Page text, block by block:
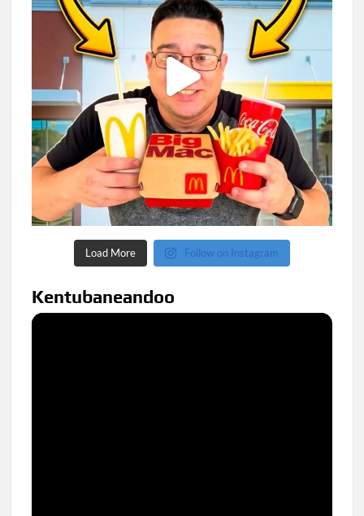
Load More Follow on Instagram
Kentubaneandoo